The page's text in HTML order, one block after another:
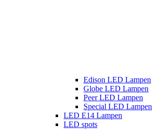
Edison LED Lampen
Globe LED Lampen
Peer LED Lampen
Special LED Lampen
LED E14 Lampen
LED spots